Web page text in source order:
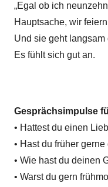
„Egal ob ich
Hauptsache, wir
Und sie geht
Es fühlt sich gut an.
Gesprächsimpulse
• Hattest du einen
• Hast du früher
• Wie hast du deinen
• Warst du gern